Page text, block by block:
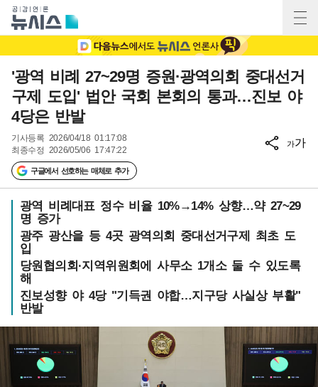
'광역 비례 27~29명 증원·광역의회 중대선거
구제 도입' 법안 국회 본회의 통과…진보 야
4당은 반발
기사등록 2026/04/18 01:17:08
최종수정 2026/05/06 17:47:22
구글에서 선호하는 매체로 추가
가가
광역 비례대표 정수 비율 10%→14% 상향…약 27~29
명 증가
광주 광산을 등 4곳 광역의회 중대선거구제 최초 도
입
당원협의회·지역위원회에 사무소 1개소 둘 수 있도록
해
진보성향 야 4당 "기득권 야합…지구당 사실상 부활"
반발